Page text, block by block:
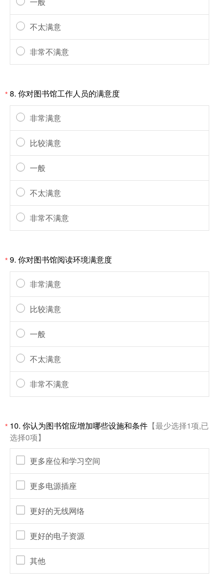
不太满意
非常不满意
*8. 你对图书馆工作人员的满意度
非常满意
比较满意
一般
不太满意
非常不满意
*9. 你对图书馆阅读环境满意度
非常满意
比较满意
一般
不太满意
非常不满意
* 10. 你认为图书馆应增加哪些设施和条件 【最少选择1项,已
选择0项】
更多座位和学习空间
更多电源插座
更好的无线网络
更好的电子资源
其他